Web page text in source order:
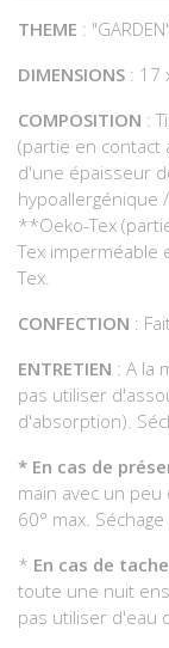
THEME : "GARDEN"
DIMENSIONS : 17
COMPOSITION :
(partie en contact
d'une épaisseur
hypoallergénique
**Oeko-Tex
Tex imperméable
Tex.
CONFECTION :
ENTRETIEN : A la
pas utiliser
d'absorption).
* En cas de
main avec un
60° max. Séchage
* En cas de
toute une nuit
pas utiliser d'eau